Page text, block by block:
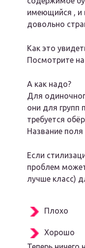
имеющийся , и
довольно
Как это
Посмотрите
А как надо?
Для
они для групп
требуется
Название
Если
проблем
лучше класс)
Плохо
Хорошо